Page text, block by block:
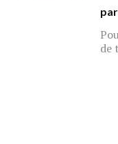
de